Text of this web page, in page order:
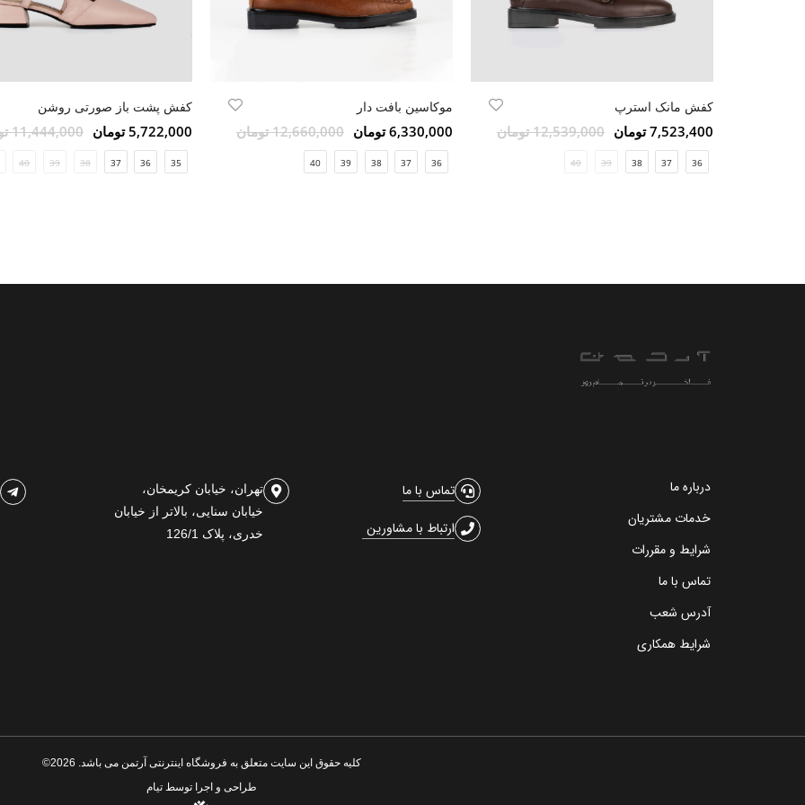
کفش مانک استرپ
7,523,400 تومان 12,539,000 تومان
36
37
38
39
40
موکاسین بافت دار
6,330,000 تومان 12,660,000 تومان
36
37
38
39
40
کفش پشت باز صورتی روشن
5,722,000 تومان 11,444,000 تومان
35
36
37
38
39
40
درباره ما
خدمات مشتریان
شرایط و مقررات
تماس با ما
آدرس شعب
شرایط همکاری
تماس با ما
ارتباط با مشاورین
تهران، خیابان کریمخان،
خیابان سنایی، بالاتر از خیابان
خدری، پلاک 126/1
کلیه حقوق این سایت متعلق به فروشگاه اینترنتی آرتمن می باشد. 2026©
طراحی و اجرا توسطتیام